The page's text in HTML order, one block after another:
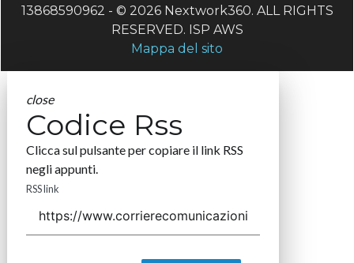
13868590962 - © 2026 Nextwork360. ALL RIGHTS
RESERVED. ISP AWS
Mappa del sito
close
Codice Rss
Clicca sul pulsante per copiare il link RSS
negli appunti.
RSS link